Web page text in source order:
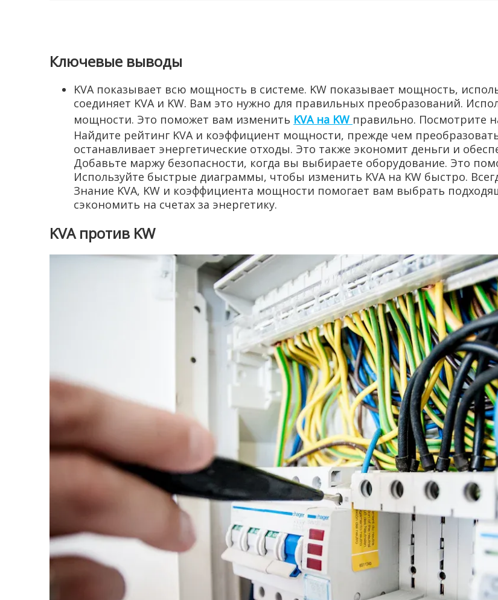
Ключевые выводы
KVA показывает всю мощность в системе. KW показывает мощность,
соединяет KVA и KW. Вам это нужно для правильных преобразований.
мощности. Это поможет вам изменить KVA на KW правильно. Посмотрите
Найдите рейтинг KVA и коэффициент мощности, прежде чем
останавливает энергетические отходы. Это также экономит деньги и
Добавьте маржу безопасности, когда вы выбираете оборудование. Это
Используйте быстрые диаграммы, чтобы изменить KVA на KW быстро.
Знание KVA, KW и коэффициента мощности помогает вам выбрать
сэкономить на счетах за энергетику.
KVA против KW